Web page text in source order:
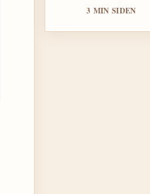
5 MIN SIDEN